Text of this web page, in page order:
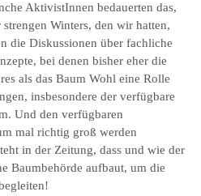
AktivistInnen bedauerten das,
Winters, den wir hatten,
die Diskussionen über fachliche
bei denen bisher eher die
als das Baum Wohl eine Rolle
insbesondere der verfügbare
Und den verfügbaren
mal richtig groß werden
in der Zeitung, dass und wie der
Baumbehörde aufbaut, um die